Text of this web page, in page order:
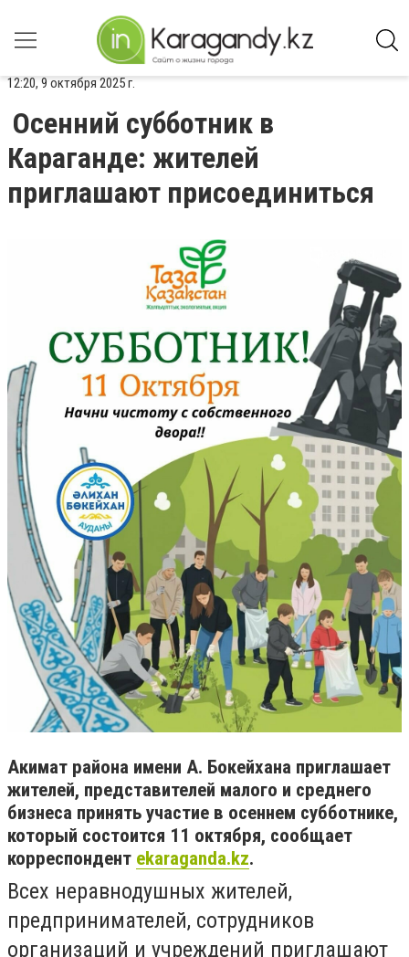
12:20, 9 октября 2025 г.
Осенний субботник в
Караганде: жителей
приглашают присоединиться
Акимат района имени А. Бокейхана приглашает
жителей, представителей малого и среднего
бизнеса принять участие в осеннем субботнике,
который состоится 11 октября, сообщает
корреспондент ekaraganda.kz.
Всех неравнодушных жителей,
предпринимателей, сотрудников
организаций и учреждений приглашают